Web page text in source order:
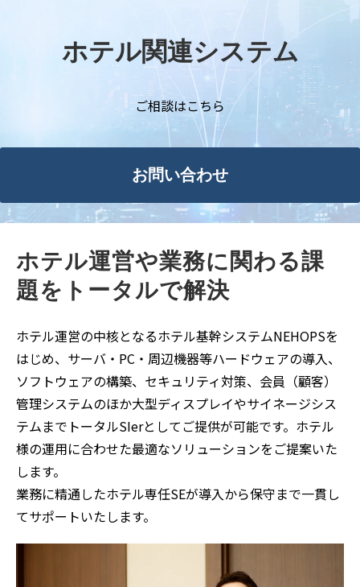
ホテル関連システム
ご相談はこちら
お問い合わせ
ホテル運営や業務に関わる課
題をトータルで解決
ホテル運営の中核となるホテル基幹システムNEHOPSを
はじめ、サーバ・PC・周辺機器等ハードウェアの導入、
ソフトウェアの構築、セキュリティ対策、会員（顧客）
管理システムのほか大型ディスプレイやサイネージシス
テムまでトータルSIerとしてご提供が可能です。ホテル
様の運用に合わせた最適なソリューションをご提案いた
します。
業務に精通したホテル専任SEが導入から保守まで一貫し
てサポートいたします。